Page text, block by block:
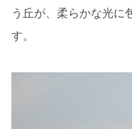
う丘が、柔らかな光に
す。